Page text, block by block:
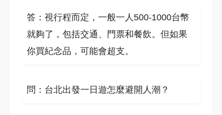
答：視行程而定，一般一人500-1000台幣
就夠了，包括交通、門票和餐飲。但如果
你買紀念品，可能會超支。
問：台北出發一日遊怎麼避開人潮？